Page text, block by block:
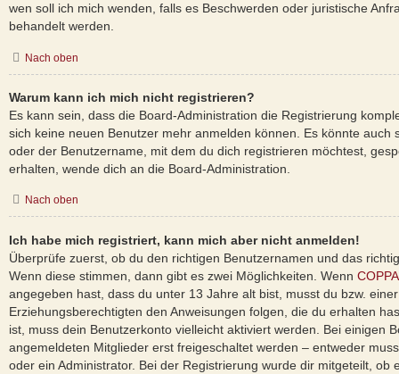
wen soll ich mich wenden, falls es Beschwerden oder juristische
behandelt werden.
Nach oben
Warum kann ich mich nicht registrieren?
Es kann sein, dass die Board-Administration die Registrierung
sich keine neuen Benutzer mehr anmelden können. Es könnte auch
oder der Benutzername, mit dem du dich registrieren möchtest,
erhalten, wende dich an die Board-Administration.
Nach oben
Ich habe mich registriert, kann mich aber nicht anmelden!
Überprüfe zuerst, ob du den richtigen Benutzernamen und das
Wenn diese stimmen, dann gibt es zwei Möglichkeiten. Wenn COPPA
angegeben hast, dass du unter 13 Jahre alt bist, musst du bzw.
Erziehungsberechtigten den Anweisungen folgen, die du erhalten
ist, muss dein Benutzerkonto vielleicht aktiviert werden. Bei einigen
angemeldeten Mitglieder erst freigeschaltet werden – entweder
oder ein Administrator. Bei der Registrierung wurde dir mitgeteilt, ob